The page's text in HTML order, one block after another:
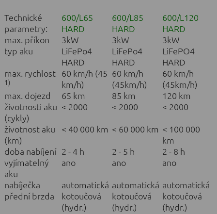
Technické
parametry:
600/L65
HARD
600/L85
HARD
600/L120
HARD
max. příkon
3kW 3kW
3kW
typ aku
LiFePo4
HARD
LiFePo4
HARD
LiFePO4
HARD
max. rychlost
1)
60 km/h (45
km/h)
60 km/h
(45km/h)
60 km/h
(45km/h)
max. dojezd
65 km 85 km
120 km
životnosti aku
(cykly)
< 2000 < 2000
< 2000
životnost aku
(km)
< 40 000 km < 60 000 km < 100 000
km
doba nabíjení 2 - 4 h 2 - 5 h
2 - 8 h
vyjímatelný
aku
ano ano
ano
nabíječka
automatická automatická automatická
přední brzda
kotoučová
(hydr.)
kotoučová
(hydr.)
kotoučová
(hydr.)